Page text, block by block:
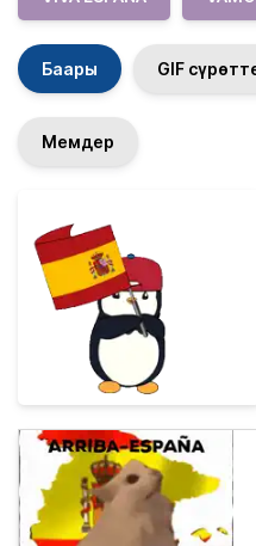
Баары GIF
Мемдер